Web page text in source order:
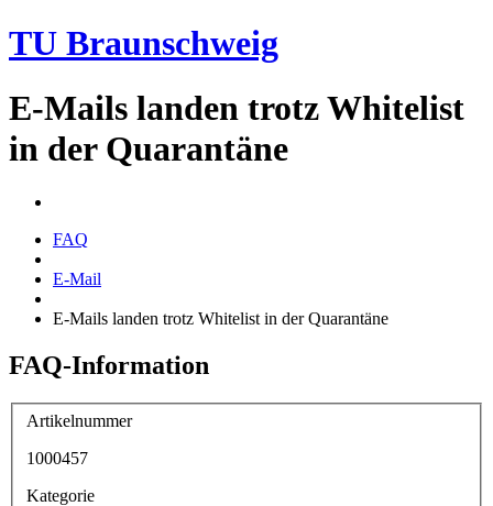
TU Braunschweig
E-Mails landen trotz Whitelist
in der Quarantäne
FAQ
E-Mail
E-Mails landen trotz Whitelist in der Quarantäne
FAQ-Information
Artikelnummer
1000457
Kategorie